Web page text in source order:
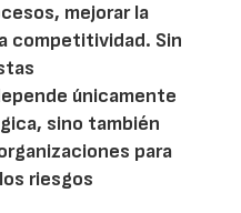
mejorar la
competitividad. Sin
únicamente
sino también
para
riesgos